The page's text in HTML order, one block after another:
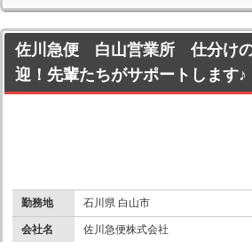
佐川急便 白山営業所 仕分け
迎！先輩たちがサポートします♪
勤務地 石川県 白山市
会社名 佐川急便株式会社